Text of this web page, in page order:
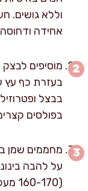
וללא גושים.
אחידה
מוסיפים
בעזרת כף
בבצל
בפולסים
על להבה